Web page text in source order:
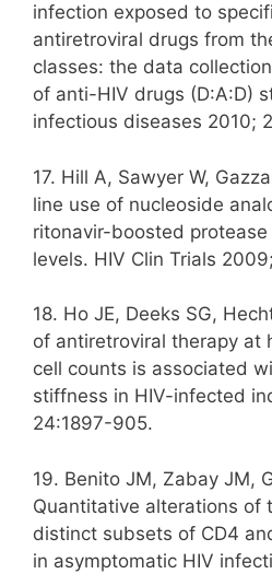
infection exposed to
antiretroviral drugs from
classes: the data
of anti-HIV drugs (D:A:D)
infectious diseases 2010;
17. Hill A, Sawyer W,
line use of nucleoside
ritonavir-boosted
levels. HIV Clin Trials
18. Ho JE, Deeks SG,
of antiretroviral therapy at
cell counts is associated
stiffness in HIV-infected
24:1897-905.
19. Benito JM, Zabay JM,
Quantitative alterations of
distinct subsets of CD4
in asymptomatic HIV